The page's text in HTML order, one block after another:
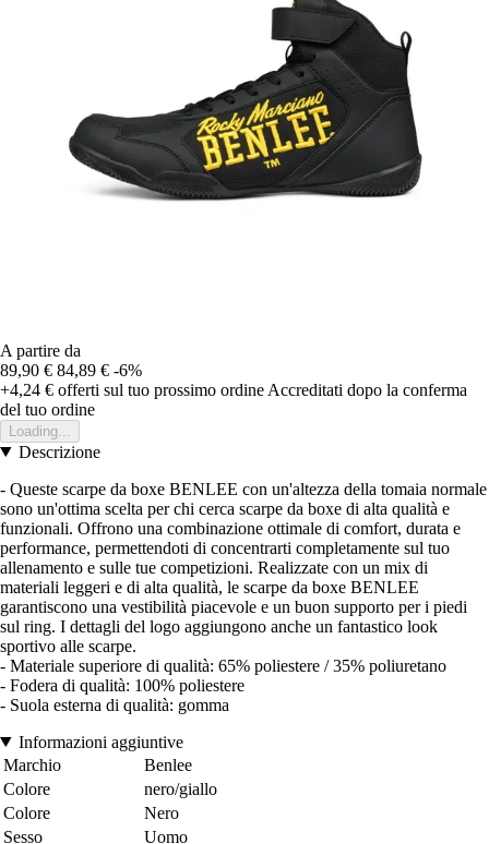
A partire da
89,90 € 84,89 € -6%
+4,24 € offerti sul tuo prossimo ordine Accreditati dopo la conferma
del tuo ordine
Loading...
Descrizione
- Queste scarpe da boxe BENLEE con un'altezza della tomaia normale
sono un'ottima scelta per chi cerca scarpe da boxe di alta qualità e
funzionali. Offrono una combinazione ottimale di comfort, durata e
performance, permettendoti di concentrarti completamente sul tuo
allenamento e sulle tue competizioni. Realizzate con un mix di
materiali leggeri e di alta qualità, le scarpe da boxe BENLEE
garantiscono una vestibilità piacevole e un buon supporto per i piedi
sul ring. I dettagli del logo aggiungono anche un fantastico look
sportivo alle scarpe.
- Materiale superiore di qualità: 65% poliestere / 35% poliuretano
- Fodera di qualità: 100% poliestere
- Suola esterna di qualità: gomma
Informazioni aggiuntive
Marchio
Benlee
Colore
nero/giallo
Colore
Nero
Sesso
Uomo